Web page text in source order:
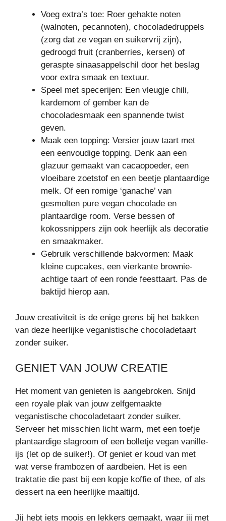
Voeg extra’s toe: Roer gehakte noten
(walnoten, pecannoten), chocoladedruppels
(zorg dat ze vegan en suikervrij zijn),
gedroogd fruit (cranberries, kersen) of
geraspte sinaasappelschil door het beslag
voor extra smaak en textuur.
Speel met specerijen: Een vleugje chili,
kardemom of gember kan de
chocoladesmaak een spannende twist
geven.
Maak een topping: Versier jouw taart met
een eenvoudige topping. Denk aan een
glazuur gemaakt van cacaopoeder, een
vloeibare zoetstof en een beetje plantaardige
melk. Of een romige ‘ganache’ van
gesmolten pure vegan chocolade en
plantaardige room. Verse bessen of
kokossnippers zijn ook heerlijk als decoratie
en smaakmaker.
Gebruik verschillende bakvormen: Maak
kleine cupcakes, een vierkante brownie-
achtige taart of een ronde feesttaart. Pas de
baktijd hierop aan.
Jouw creativiteit is de enige grens bij het bakken
van deze heerlijke veganistische chocoladetaart
zonder suiker.
GENIET VAN JOUW CREATIE
Het moment van genieten is aangebroken. Snijd
een royale plak van jouw zelfgemaakte
veganistische chocoladetaart zonder suiker.
Serveer het misschien licht warm, met een toefje
plantaardige slagroom of een bolletje vegan vanille-
ijs (let op de suiker!). Of geniet er koud van met
wat verse frambozen of aardbeien. Het is een
traktatie die past bij een kopje koffie of thee, of als
dessert na een heerlijke maaltijd.
Jij hebt iets moois en lekkers gemaakt, waar jij met